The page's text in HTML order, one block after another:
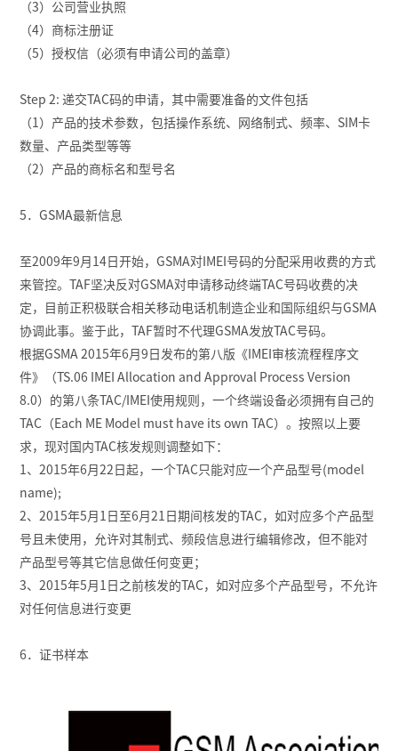
（3）公司营业执照
（4）商标注册证
（5）授权信（必须有申请公司的盖章）
Step 2: 递交TAC码的申请，其中需要准备的文件包括
（1）产品的技术参数，包括操作系统、网络制式、频率、SIM卡
数量、产品类型等等
（2）产品的商标名和型号名
5．GSMA最新信息
至2009年9月14日开始，GSMA对IMEI号码的分配采用收费的方式
来管控。TAF坚决反对GSMA对申请移动终端TAC号码收费的决
定，目前正积极联合相关移动电话机制造企业和国际组织与GSMA
协调此事。鉴于此，TAF暂时不代理GSMA发放TAC号码。
根据GSMA 2015年6月9日发布的第八版《IMEI审核流程程序文
件》（TS.06 IMEI Allocation and Approval Process Version
8.0）的第八条TAC/IMEI使用规则，一个终端设备必须拥有自己的
TAC（Each ME Model must have its own TAC）。按照以上要
求，现对国内TAC核发规则调整如下：
1、2015年6月22日起，一个TAC只能对应一个产品型号(model
name);
2、2015年5月1日至6月21日期间核发的TAC，如对应多个产品型
号且未使用，允许对其制式、频段信息进行编辑修改，但不能对
产品型号等其它信息做任何变更；
3、2015年5月1日之前核发的TAC，如对应多个产品型号，不允许
对任何信息进行变更
6．证书样本